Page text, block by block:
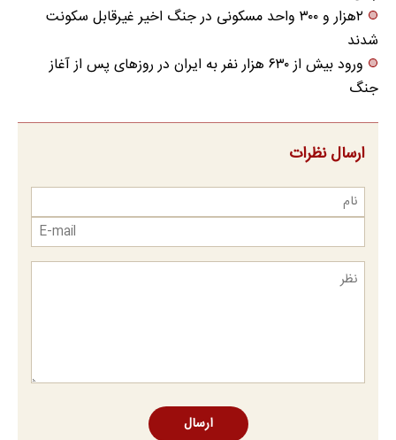
۲هزار و ۳۰۰ واحد مسکونی در جنگ اخیر غیرقابل سکونت
شدند
ورود بیش از ۶۳۰ هزار نفر به ایران در روزهای پس از آغاز
جنگ
ارسال نظرات
ارسال